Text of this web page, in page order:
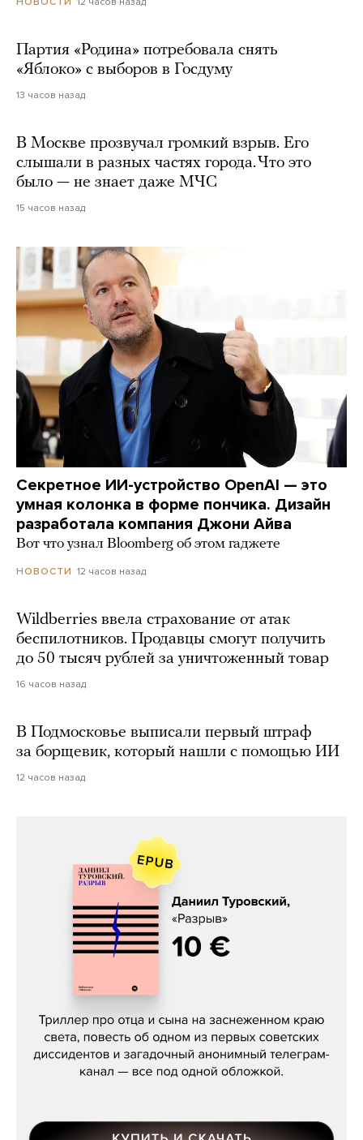
Партия «Родина» потребовала снять
«Яблоко» с выборов в Госдуму
13 часов назад
В Москве прозвучал громкий взрыв. Его
слышали в разных частях города. Что это
было — не знает даже МЧС
15 часов назад
Секретное ИИ-устройство OpenAI — это
умная колонка в форме пончика. Дизайн
разработала компания Джони Айва
Вот что узнал Bloomberg об этом гаджете
НОВОСТИ 12 часов назад
Wildberries ввела страхование от атак
беспилотников. Продавцы смогут получить
до 50 тысяч рублей за уничтоженный товар
16 часов назад
В Подмосковье выписали первый штраф
за борщевик, который нашли с помощью ИИ
12 часов назад
Даниил Туровский, «Разрыв»